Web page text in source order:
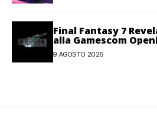
Final Fantasy 7
alla Gamescom
9 AGOSTO 2026